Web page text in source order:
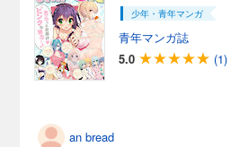
少年・青年マンガ
青年マンガ誌
5.0
(1)
an bread